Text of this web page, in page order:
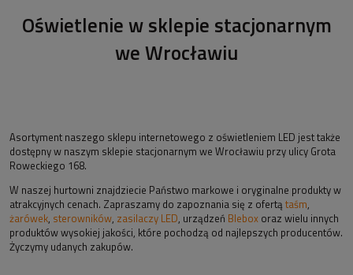
Oświetlenie w sklepie stacjonarnym
we Wrocławiu
Asortyment naszego sklepu internetowego z oświetleniem LED jest także
dostępny w naszym sklepie stacjonarnym we Wrocławiu przy ulicy Grota
Roweckiego 168.
W naszej hurtowni znajdziecie Państwo markowe i oryginalne produkty w
atrakcyjnych cenach. Zapraszamy do zapoznania się z ofertą taśm,
żarówek, sterowników, zasilaczy LED, urządzeń Blebox oraz wielu innych
produktów wysokiej jakości, które pochodzą od najlepszych producentów.
Życzymy udanych zakupów.